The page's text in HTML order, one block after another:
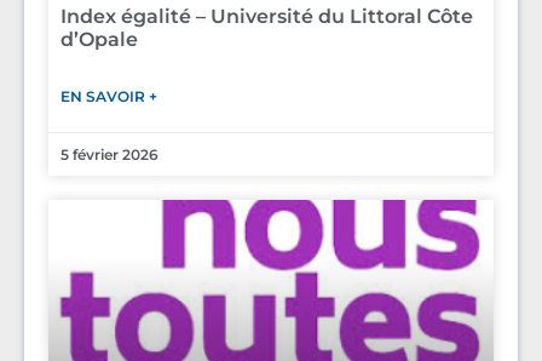
Index égalité – Université du Littoral Côte
d’Opale
EN SAVOIR +
5 février 2026